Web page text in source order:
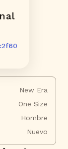
New Era
One Size
Hombre
Nuevo